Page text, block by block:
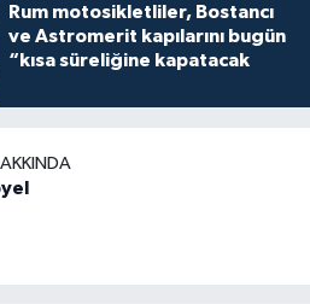
Rum motosikletliler, Bostancı
ve Astromerit kapılarını bugün
“kısa süreliğine kapatacak